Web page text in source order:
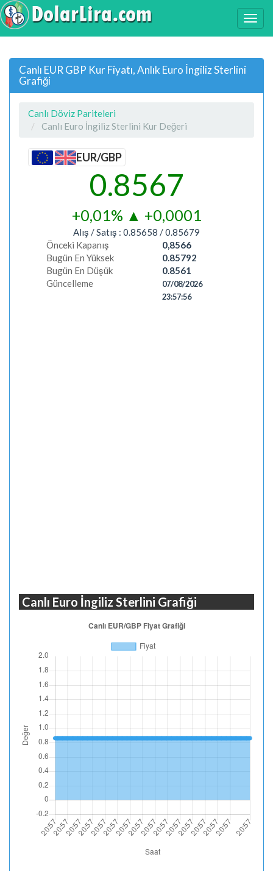
Canlı EUR GBP Kur Fiyatı, Anlık Euro İngiliz Sterlini
Grafiği
Canlı Döviz Pariteleri
Canlı Euro İngiliz Sterlini Kur Değeri
EUR/GBP
0.8567
+0,01% ▲ +0,0001
Alış / Satış : 0.85658 /0.85679
Önceki Kapanış
0,8566
Bugün En Yüksek
0.85792
Bugün En Düşük
0.8561
Güncelleme
07/08/2026
23:57:56
Canlı Euro İngiliz Sterlini Grafiği